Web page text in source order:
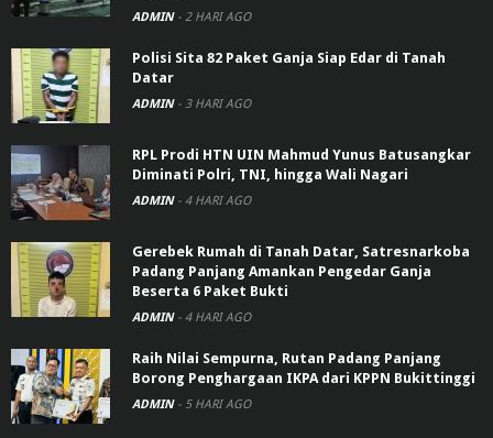
ADMIN - 2 HARI AGO
Polisi Sita 82 Paket Ganja Siap Edar di Tanah
Datar
ADMIN - 3 HARI AGO
RPL Prodi HTN UIN Mahmud Yunus Batusangkar
Diminati Polri, TNI, hingga Wali Nagari
ADMIN - 4 HARI AGO
Gerebek Rumah di Tanah Datar, Satresnarkoba
Padang Panjang Amankan Pengedar Ganja
Beserta 6 Paket Bukti
ADMIN - 4 HARI AGO
Raih Nilai Sempurna, Rutan Padang Panjang
Borong Penghargaan IKPA dari KPPN Bukittinggi
ADMIN - 5 HARI AGO